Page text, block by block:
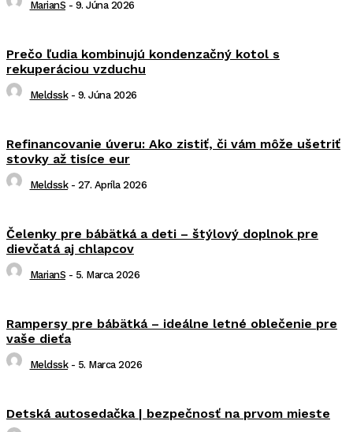
MarianS - 9. Júna 2026
Prečo ľudia kombinujú kondenzačný kotol s
rekuperáciou vzduchu
Meldssk - 9. Júna 2026
Refinancovanie úveru: Ako zistiť, či vám môže ušetriť
stovky až tisíce eur
Meldssk - 27. Apríla 2026
Čelenky pre bábätká a deti – štýlový doplnok pre
dievčatá aj chlapcov
MarianS - 5. Marca 2026
Rampersy pre bábätká – ideálne letné oblečenie pre
vaše dieťa
Meldssk - 5. Marca 2026
Detská autosedačka | bezpečnosť na prvom mieste